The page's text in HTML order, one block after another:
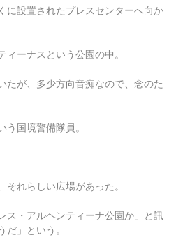
に設置されたプレスセンターへ向か
ーナスという公園の中。
たが、多少方向音痴なので、念のた
国境警備隊員。
れらしい広場があった。
ス・アルヘンティーナ公園か」と訊
」という。